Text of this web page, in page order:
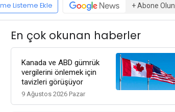
Listeme Ekle + Abone Olun
En çok okunan haberler
Kanada ve ABD gümrük
vergilerini önlemek için
tavizleri görüşüyor
9 Ağustos 2026 Pazar